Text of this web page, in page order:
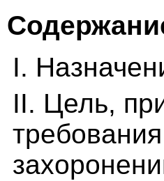
I.
II. Цель,